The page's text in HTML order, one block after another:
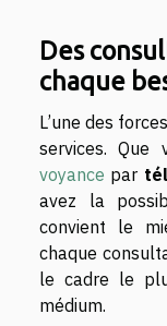
Des
chaque
L’une des
services. Que
voyance par
avez la
convient le
chaque
le cadre le
médium.